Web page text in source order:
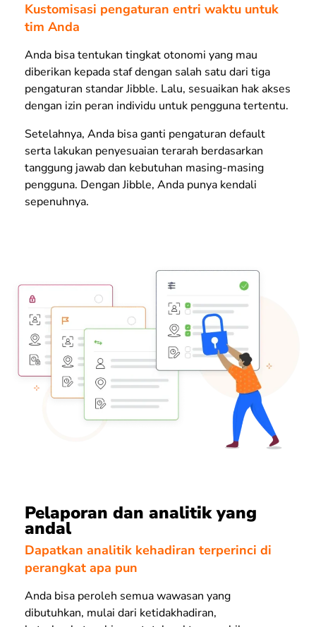
Kustomisasi pengaturan entri waktu untuk
tim Anda
Anda bisa tentukan tingkat otonomi yang mau
diberikan kepada staf dengan salah satu dari tiga
pengaturan standar Jibble. Lalu, sesuaikan hak akses
dengan izin peran individu untuk pengguna tertentu.
Setelahnya, Anda bisa ganti pengaturan default
serta lakukan penyesuaian terarah berdasarkan
tanggung jawab dan kebutuhan masing-masing
pengguna. Dengan Jibble, Anda punya kendali
sepenuhnya.
Pelaporan dan analitik yang
andal
Dapatkan analitik kehadiran terperinci di
perangkat apa pun
Anda bisa peroleh semua wawasan yang
dibutuhkan, mulai dari ketidakhadiran,